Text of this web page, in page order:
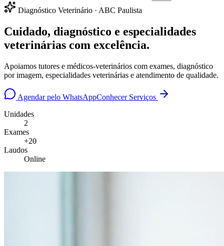
Diagnóstico Veterinário · ABC Paulista
Cuidado, diagnóstico e especialidades
veterinárias com excelência.
Apoiamos tutores e médicos-veterinários com exames, diagnóstico
por imagem, especialidades veterinárias e atendimento de qualidade.
Agendar pelo WhatsAppConhecer Serviços
Unidades
2
Exames
+20
Laudos
Online